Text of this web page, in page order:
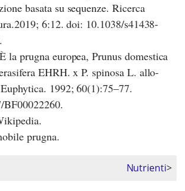
basata su sequenze. Ricerca
6:12. doi: 10.1038/s41438-
la prugna europea, Prunus domestica
EHRH. x P. spinosa L. allo-
1992; 60(1):75–77.
prugna.
Nutrienti>